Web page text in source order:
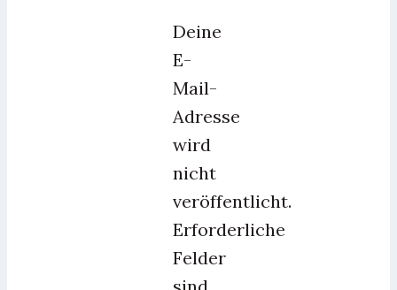
Deine
E-
Mail-
Adresse
wird
nicht
veröffentlicht.
Erforderliche
Felder